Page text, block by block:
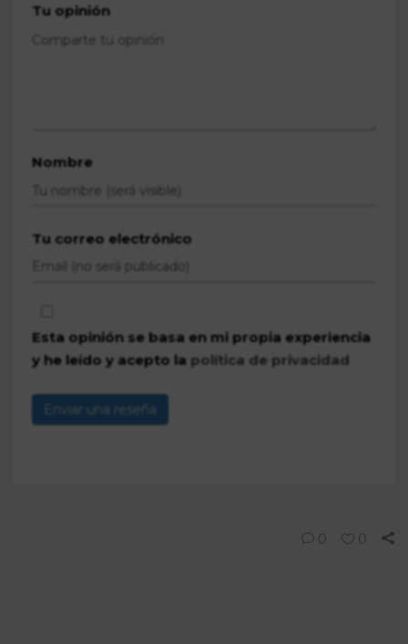
Tu opinión
Nombre
Tu correo electrónico
Esta opinión se basa en mi propia experiencia
y he leído y acepto la política de privacidad
Enviar una reseña
0 0